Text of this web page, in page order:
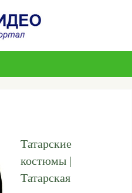
Татарские
костюмы |
Татарская